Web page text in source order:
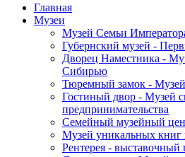
Главная
Музеи
Музей Семьи
Губернский музей -
Дворец Наместника -
Сибирью
Тюремный замок -
Гостиный двор - Музей
предпринимательства
Семейный музейный
Музей уникальных книг
Рентерея - выставочный